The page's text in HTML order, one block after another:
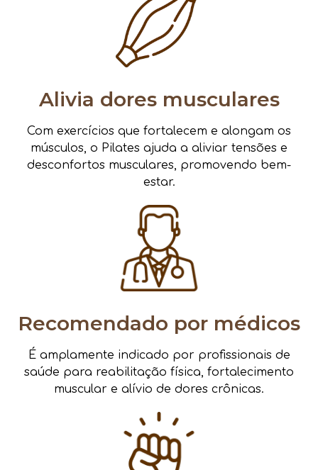
Alivia dores musculares
Com exercícios que fortalecem e alongam os
músculos, o Pilates ajuda a aliviar tensões e
desconfortos musculares, promovendo bem-
estar.
Recomendado por médicos
É amplamente indicado por profissionais de
saúde para reabilitação física, fortalecimento
muscular e alívio de dores crônicas.